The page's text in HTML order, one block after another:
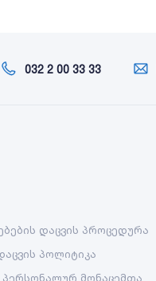
032 2 00 33 33
დაცვის პროცედურა
პოლიტიკა
მონაცემთა